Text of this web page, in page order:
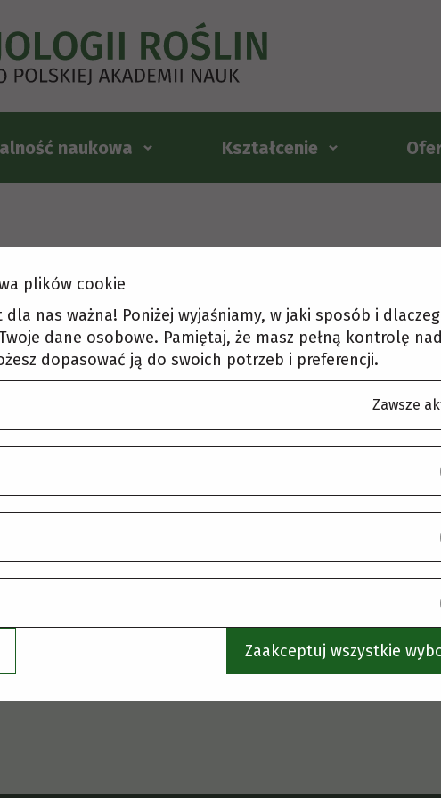
naukowa Kształcenie
plików cookie
dla nas ważna! Poniżej wyjaśniamy, w jaki sposób i
dane osobowe. Pamiętaj, że masz pełną kontrolę
dopasować ją do swoich potrzeb i preferencji.
Zawsze
Zaakceptuj wszystkie